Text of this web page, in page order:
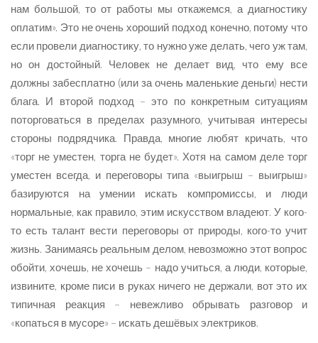
нам большой, то от работы мы откажемся, а диагностику
оплатим». Это не очень хороший подход конечно, потому что
если провели диагностику, то нужно уже делать, чего уж там,
но он достойный. Человек не делает вид, что ему все
должны забесплатно (или за очень маленькие деньги) нести
блага. И второй подход – это по конкретным ситуациям
поторговаться в пределах разумного, учитывая интересы
стороны подрядчика. Правда, многие любят кричать, что
«торг не уместен, торга не будет». Хотя на самом деле торг
уместен всегда, и переговоры типа «выигрыш – выигрыш»
базируются на умении искать компромиссы, и люди
нормальные, как правило, этим искусством владеют. У кого-
то есть талант вести переговоры от природы, кого-то учит
жизнь. Занимаясь реальным делом, невозможно этот вопрос
обойти, хочешь, не хочешь – надо учиться, а люди, которые,
извините, кроме писи в руках ничего не держали, вот это их
типичная реакция – невежливо обрывать разговор и
«копаться в мусоре» – искать дешёвых электриков.